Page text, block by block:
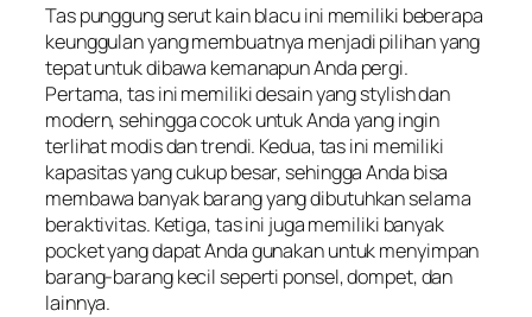
Tas punggung serut kain blacu ini memiliki beberapa
keunggulan yang membuatnya menjadi pilihan yang
tepat untuk dibawa kemanapun Anda pergi.
Pertama, tas ini memiliki desain yang stylish dan
modern, sehingga cocok untuk Anda yang ingin
terlihat modis dan trendi. Kedua, tas ini memiliki
kapasitas yang cukup besar, sehingga Anda bisa
membawa banyak barang yang dibutuhkan selama
beraktivitas. Ketiga, tas ini juga memiliki banyak
pocket yang dapat Anda gunakan untuk menyimpan
barang-barang kecil seperti ponsel, dompet, dan
lainnya.